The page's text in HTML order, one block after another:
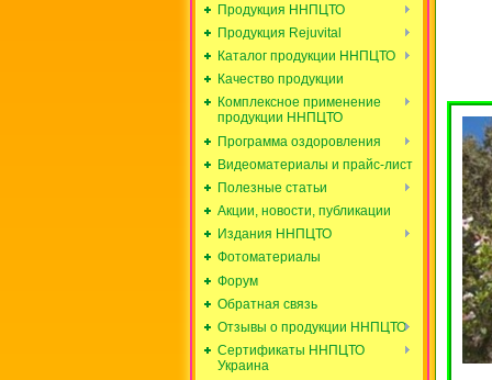
Продукция ННПЦТО
Продукция Rejuvital
Каталог продукции ННПЦТО
Качество продукции
Комплексное применение
продукции ННПЦТО
Программа оздоровления
Видеоматериалы и прайс-лист
Полезные статьи
Акции, новости, публикации
Издания ННПЦТО
Фотоматериалы
Форум
Обратная связь
Отзывы о продукции ННПЦТО
Сертификаты ННПЦТО
Украина